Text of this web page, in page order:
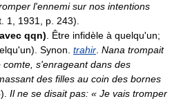
l'ennemi sur nos intentions
t. 1, 1931, p. 243).
qqn) . Être infidèle à quelqu'un;
Synon. trahir Nana trompait
s'enrageant dans des
des filles au coin des bornes
Il ne se disait pas: « Je vais tromper